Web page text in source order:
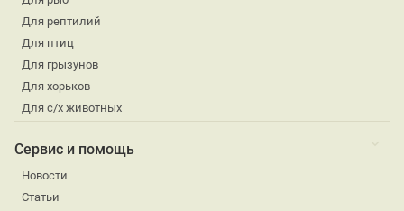
Для рептилий
Для птиц
Для грызунов
Для хорьков
Для с/х животных
Сервис и помощь
Новости
Статьи